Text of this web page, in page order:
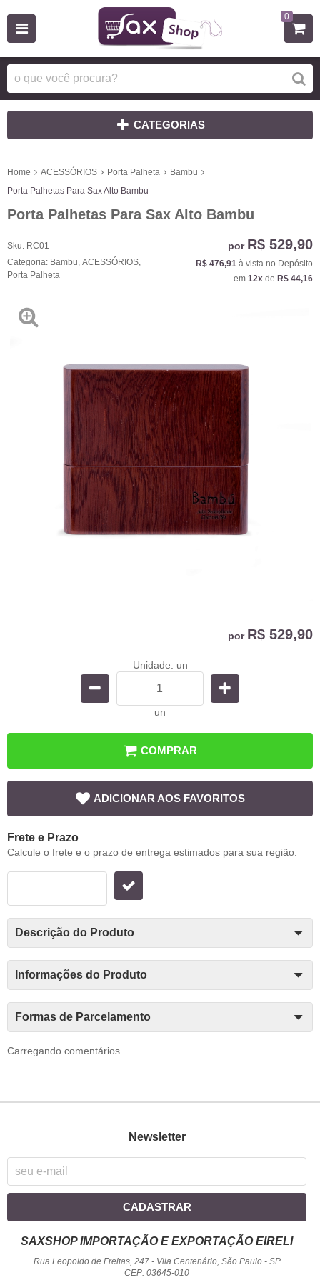
0
CATEGORIAS
Home ACESSÓRIOS Porta Palheta
Bambu
Porta Palhetas Para Sax Alto Bambu
Porta Palhetas Para Sax Alto Bambu
Sku: RC01
Categoria: Bambu ACESSÓRIOS
Porta Palheta
por R$ 529,90
R$ 476,91 à vista no Depósito
em 12x de R$ 44,16
por R$ 529,90
Unidade: un
un
COMPRAR
ADICIONAR AOS FAVORITOS
Frete e Prazo
Calcule o frete e o prazo de entrega estimados para sua região:
Descrição do Produto
Informações do Produto
Formas de Parcelamento
Carregando comentários ...
Newsletter
CADASTRAR
SAXSHOP IMPORTAÇÃO E EXPORTAÇÃO EIRELI
Rua Leopoldo de Freitas, 247- Vila Centenário, São Paulo- SP
CEP: 03645-010